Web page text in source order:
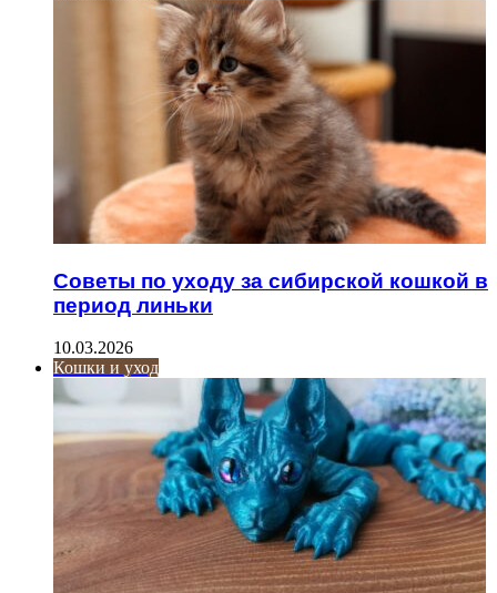
Советы по уходу за сибирской кошкой в
период линьки
10.03.2026
Кошки и уход